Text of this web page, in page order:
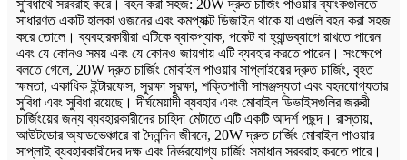
সুবিধার্থে সরবরাহ করে। বহন করা সহজ: 20W দ্রুত চার্জিং পাওয়ার ব্যাংকগুলিতে
সাধারণত একটি হালকা ওজনের এবং কমপ্যাক্ট ডিজাইন থাকে যা এগুলি বহন করা সহজ
করে তোলে। ব্যবহারকারীরা এটিকে ব্যাকপ্যাক, পকেট বা হ্যান্ডব্যাগে রাখতে পারেন
এবং যে কোনও সময় এবং যে কোনও জায়গায় এটি ব্যবহার করতে পারেন। সংক্ষেপে
বলতে গেলে, 20W দ্রুত চার্জিং মোবাইল পাওয়ার সাপ্লাইয়ের দ্রুত চার্জিং, বৃহত
ক্ষমতা, একাধিক ইন্টারফেস, সুরক্ষা সুরক্ষা, শক্তিশালী সামঞ্জস্যতা এবং বহনযোগ্যতার
সুবিধা এবং সুবিধা রয়েছে। দীর্ঘমেয়াদী ব্যবহার এবং মোবাইল ডিভাইসগুলির জরুরী
চার্জিংয়ের জন্য ব্যবহারকারীদের চাহিদা মেটাতে এটি একটি আদর্শ পছন্দ। রাস্তায়,
আউটডোর অ্যাডভেঞ্চারে বা দৈনন্দিন জীবনে, 20W দ্রুত চার্জিং মোবাইল পাওয়ার
সাপ্লাই ব্যবহারকারীদের দক্ষ এবং নির্ভরযোগ্য চার্জিং সমাধান সরবরাহ করতে পারে।